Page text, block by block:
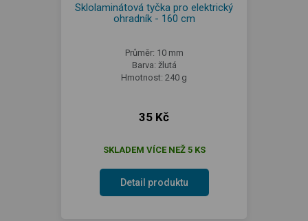
Sklolaminátová tyčka pro elektrický
ohradník - 160 cm
Průměr: 10 mm
Barva: žlutá
Hmotnost: 240 g
35 Kč
SKLADEM VÍCE NEŽ 5 KS
Detail produktu